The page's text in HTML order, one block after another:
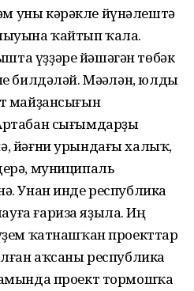
уны кәрәкле йүнәлештә
ҡайтып ҡала.
үҙҙәре йәшәгән төбәк
билдәләй. Мәҫәлән, юлды
майҙансығын
сығымдарҙы
йәғни урындағы халыҡ,
муниципаль
Унан инде республика
ғариза яҙыла. Иң
ҡатнашҡан проекттар
аҡсаны республика
проект тормошҡа